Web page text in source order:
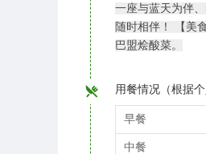
一座与蓝天为伴
随时相伴！ 【美
巴盟烩酸菜。
用餐情况（根据
早餐
中餐